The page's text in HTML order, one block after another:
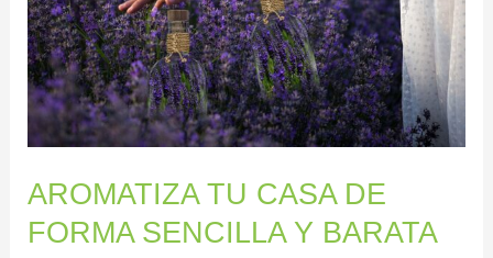
AROMATIZA TU CASA DE
FORMA SENCILLA Y BARATA
Y
BARATA